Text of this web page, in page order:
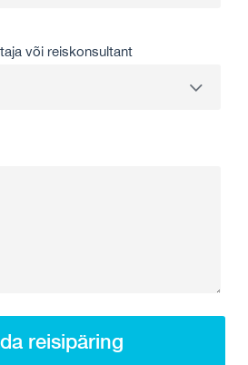
või reiskonsultant
reisipäring